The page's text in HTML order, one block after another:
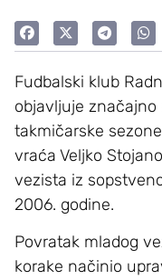
Fudbalski klub
objavljuje
takmičarske
vraća Veljko
vezista iz
2006. godine.
Povratak mladog
korake načinio